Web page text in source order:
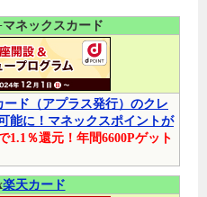
マネックスカード
ド（アプラス発行）のクレ
能に！マネックスポイントが
1.1％還元！年間6600Pゲット
楽天カード